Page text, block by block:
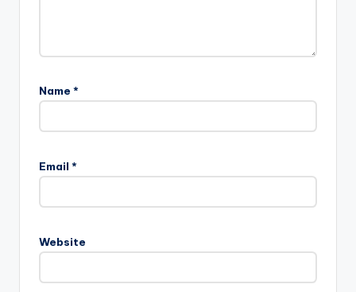
Name *
Email *
Website